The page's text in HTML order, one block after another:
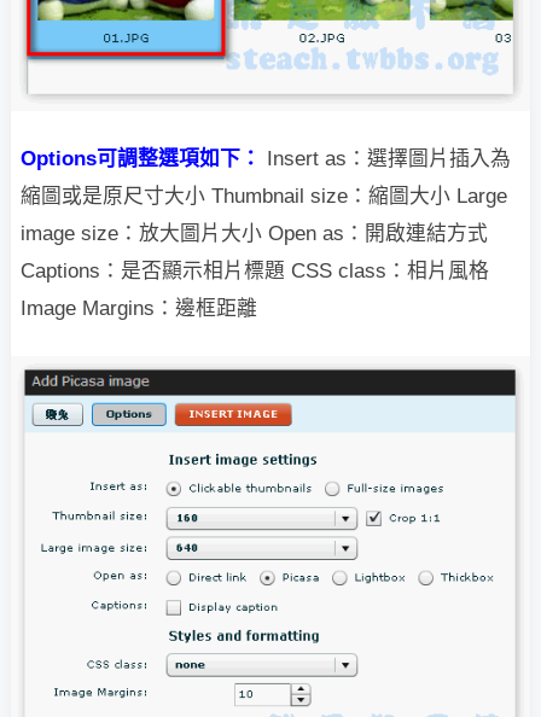
Options可調整選項如下：
Insert as：選擇圖片插入為
縮圖或是原尺寸大小 Thumbnail size：縮圖大小 Large
image size：放大圖片大小 Open as：開啟連結方式
Captions：是否顯示相片標題 CSS class：相片風格
Image Margins：邊框距離